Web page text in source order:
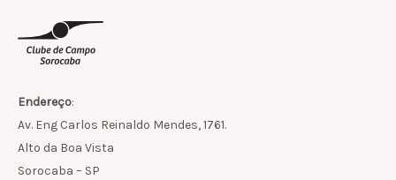
Endereço:
Av. Eng Carlos Reinaldo Mendes, 1761.
Alto da Boa Vista
Sorocaba – SP